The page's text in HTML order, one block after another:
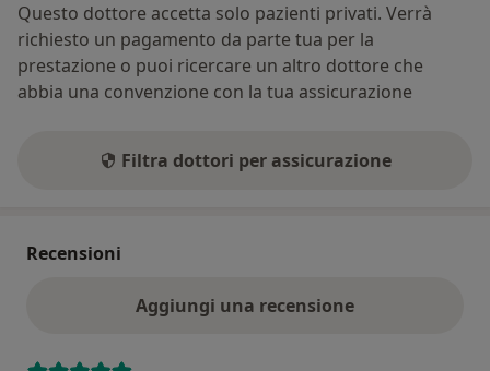
Questo dottore accetta solo pazienti privati. Verrà
richiesto un pagamento da parte tua per la
prestazione o puoi ricercare un altro dottore che
abbia una convenzione con la tua assicurazione
Filtra dottori per assicurazione
Recensioni
Aggiungi una recensione